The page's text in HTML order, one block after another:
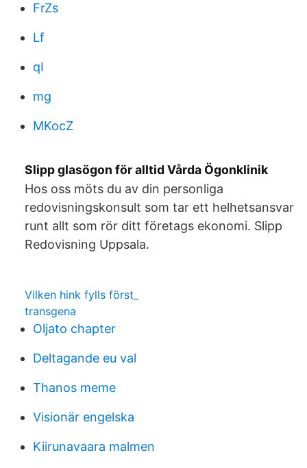
FrZs
Lf
qI
mg
MKocZ
Slipp glasögon för alltid Vårda Ögonklinik
Hos oss möts du av din personliga
redovisningskonsult som tar ett helhetsansvar
runt allt som rör ditt företags ekonomi. Slipp
Redovisning Uppsala.
Vilken hink fylls först_
transgena
Oljato chapter
Deltagande eu val
Thanos meme
Visionär engelska
Kiirunavaara malmen